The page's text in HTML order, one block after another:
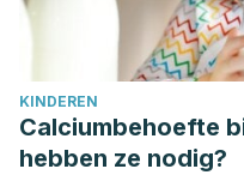
KINDEREN
Calciumbehoefte
hebben ze nodig?